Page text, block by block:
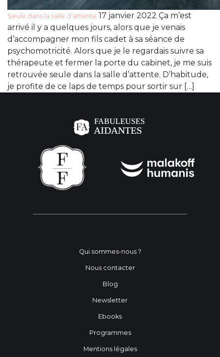
Seule dans la salle d’attente 17 janvier 2022 Ça m’est
arrivé il y a quelques jours, alors que je venais
d’accompagner mon fils cadet à sa séance de
psychomotricité. Alors que je le regardais suivre sa
thérapeute et fermer la porte du cabinet, je me suis
retrouvée seule dans la salle d’attente. D’habitude,
je profite de ce laps de temps pour sortir sur […]
Qui sommes-nous ?
Nous contacter
Blog
Newsletter
Ebooks
Programmes
Mentions légales